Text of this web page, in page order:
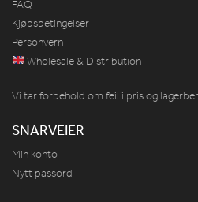
FAQ
Kjøpsbetingelser
Personvern
Wholesale & Distribution
Vi tar forbehold om feil i pris og
SNARVEIER
Min konto
Nytt passord